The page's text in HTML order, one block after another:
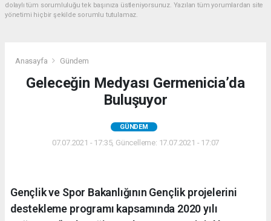
dolaylı tüm sorumluluğu tek başınıza üstleniyorsunuz. Yazılan tüm yorumlardan site
yönetimi hiçbir şekilde sorumlu tutulamaz.
Anasayfa Gündem
Geleceğin Medyası Germenicia’da
Buluşuyor
GÜNDEM
07.07.2021 - 17:35, Güncelleme: 17.07.2021 - 17:07
Gençlik ve Spor Bakanlığının Gençlik projelerini
destekleme programı kapsamında 2020 yılı